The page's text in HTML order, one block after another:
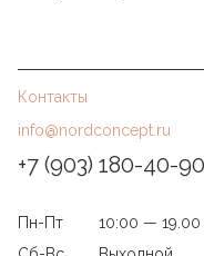
Контакты
info@nordconcept.ru
+7 (903) 180-40-90
Пн-Пт
10:00 — 19.00